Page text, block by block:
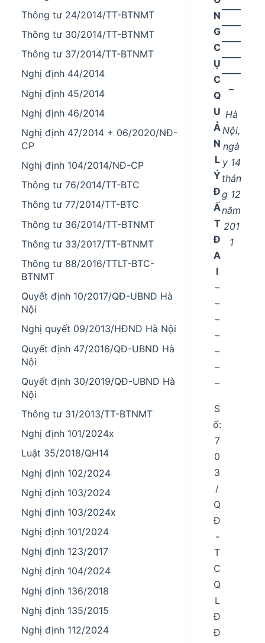
Thông tư 24/2014/TT-BTNMT
Thông tư 30/2014/TT-BTNMT
Thông tư 37/2014/TT-BTNMT
Nghị định 44/2014
Nghị định 45/2014
Nghị định 46/2014
Nghị định 47/2014 + 06/2020/NĐ-
CP
Nghị định 104/2014/NĐ-CP
Thông tư 76/2014/TT-BTC
Thông tư 77/2014/TT-BTC
Thông tư 36/2014/TT-BTNMT
Thông tư 33/2017/TT-BTNMT
Thông tư 88/2016/TTLT-BTC-
BTNMT
Quyết định 10/2017/QĐ-UBND Hà
Nội
Nghị quyết 09/2013/HĐND Hà Nội
Quyết định 47/2016/QĐ-UBND Hà
Nội
Quyết định 30/2019/QĐ-UBND Hà
Nội
Thông tư 31/2013/TT-BTNMT
Nghị định 101/2024x
Luật 35/2018/QH14
Nghị định 102/2024
Nghị định 103/2024
Nghị định 103/2024x
Nghị định 101/2024
Nghị định 123/2017
Nghị định 104/2024
Nghị định 136/2018
Nghị định 135/2015
Nghị định 112/2024
N
G
C
Ụ
C
Q
U
Ả
N
L
Ý
Đ
Ấ
T
Đ
A
I
–
–
–
–
–
–
–
S
ố:
7
0
3
/
Q
Đ
-
T
C
Q
L
Đ
Đ
––––
––––
––––
––––
––––
–
Hà
Nội,
ngà
y 14
thán
g 12
năm
201
1